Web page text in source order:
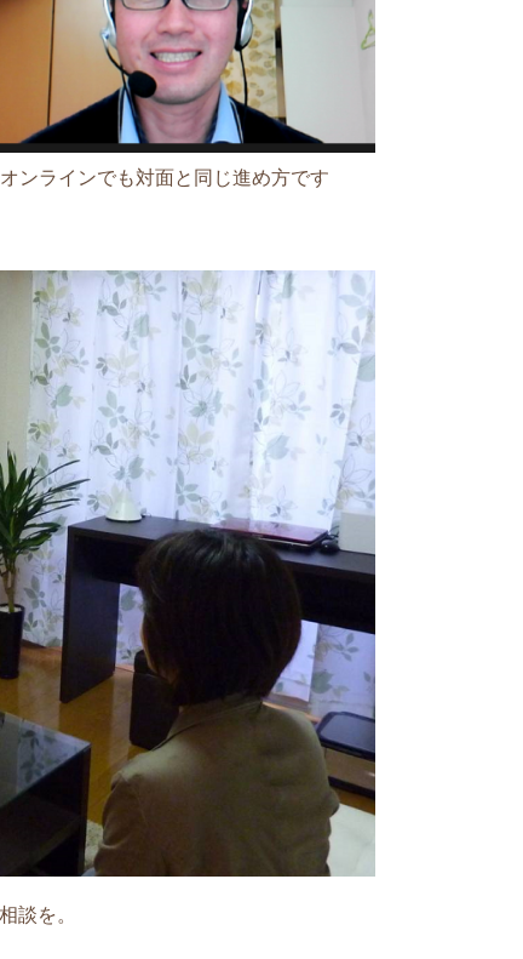
オンラインでも対面と同じ進め方です
談を。